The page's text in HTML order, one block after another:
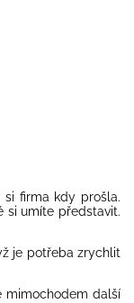
firma kdy prošla.
si umíte představit.
je potřeba zrychlit
mimochodem další